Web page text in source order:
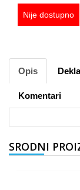
Nije dostupno
Opis
Komentari
SRODNI